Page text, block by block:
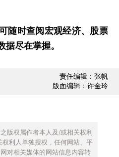
可随时查阅宏观经济、股票
尽在掌握。
责任编辑：张帆
版面编辑：许金玲
版权属作者本人及/或相关权利
权利人单独授权，任何网站、平
对相关媒体的网站信息内容转